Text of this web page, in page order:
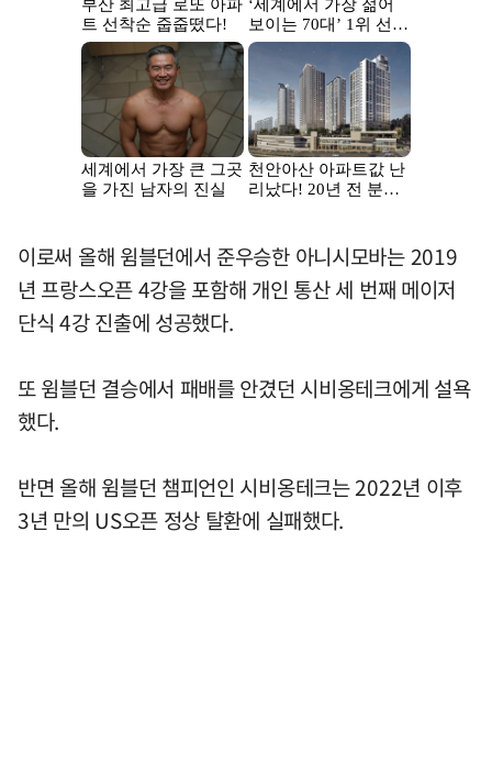
이로써 올해 윔블던에서 준우승한 아니시모바는 2019
년 프랑스오픈 4강을 포함해 개인 통산 세 번째 메이저
단식 4강 진출에 성공했다.
또 윔블던 결승에서 패배를 안겼던 시비옹테크에게 설욕
했다.
반면 올해 윔블던 챔피언인 시비옹테크는 2022년 이후
3년 만의 US오픈 정상 탈환에 실패했다.